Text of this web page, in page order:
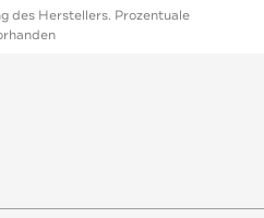
des Herstellers. Prozentuale